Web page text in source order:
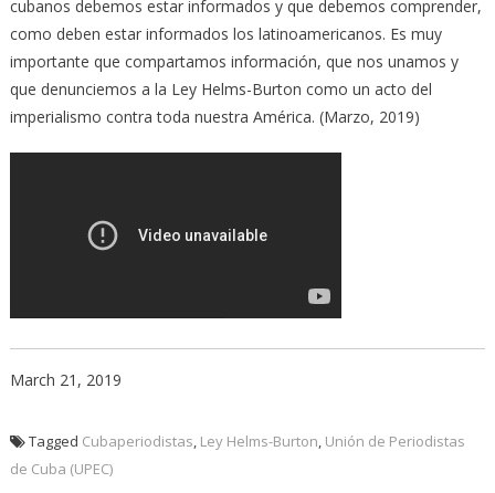
cubanos debemos estar informados y que debemos comprender,
como deben estar informados los latinoamericanos. Es muy
importante que compartamos información, que nos unamos y
que denunciemos a la Ley Helms-Burton como un acto del
imperialismo contra toda nuestra América. (Marzo, 2019)
March 21, 2019
Tagged Cubaperiodistas Ley Helms-Burton Unión de Periodistas
de Cuba (UPEC)